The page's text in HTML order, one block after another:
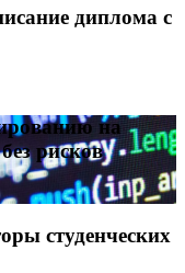
диплома с
на
рисков
студенческих